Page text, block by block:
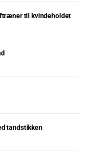
til kvindeholdet
tandstikken